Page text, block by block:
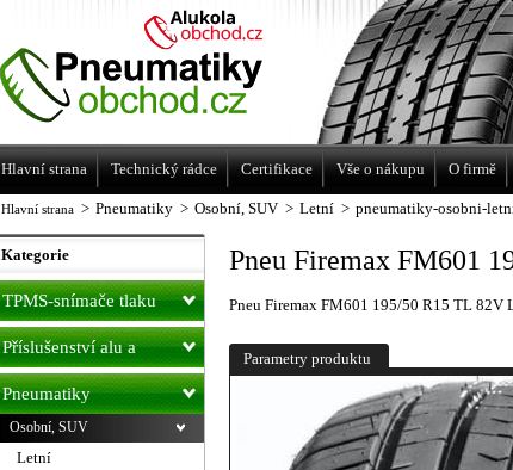
Hlavní strana > Pneumatiky > Osobní, SUV > Letní > pneumatiky-osobni-
Pneu Firemax FM601
Pneu Firemax FM601 195/50 R15 TL 82V
Parametry produktu
Kategorie
TPMS-snímače tlaku
Příslušenství alu a
pneu
Pneumatiky
Osobní, SUV
Letní
Levné pneumatiky letní, zimní, Alu kola
a litá kola Racing Line
Hlavní strana Technický rádce Certifikace Vše o nákupu O firmě